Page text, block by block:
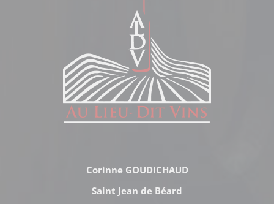
Corinne GOUDICHAUD
Saint Jean de Béard